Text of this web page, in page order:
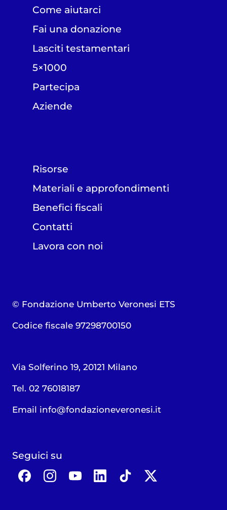
Come aiutarci
Fai una donazione
Lasciti testamentari
5×1000
Partecipa
Aziende
Risorse
Materiali e approfondimenti
Benefici fiscali
Contatti
Lavora con noi
© Fondazione Umberto Veronesi ETS
Codice fiscale 97298700150
Via Solferino 19, 20121 Milano
Tel. 02 76018187
Email info@fondazioneveronesi.it
Seguici su